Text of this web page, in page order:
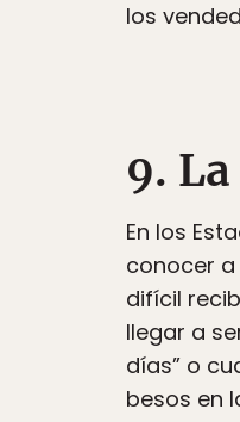
los
9.
En los
conocer a
difícil
llegar a
días” o
besos en